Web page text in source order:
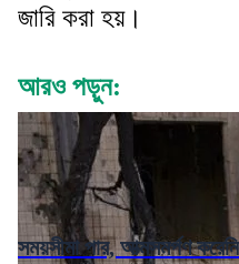
জারি করা হয়।
আরও পড়ুন:
সময়সীমা পার, আত্মসমর্পণ